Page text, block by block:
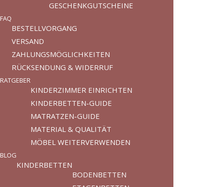
GESCHENKGUTSCHEINE
FAQ
BESTELLVORGANG
VERSAND
ZAHLUNGSMÖGLICHKEITEN
RÜCKSENDUNG & WIDERRUF
RATGEBER
KINDERZIMMER EINRICHTEN
KINDERBETTEN-GUIDE
MATRATZEN-GUIDE
MATERIAL & QUALITÄT
MÖBEL WEITERVERWENDEN
BLOG
KINDERBETTEN
BODENBETTEN